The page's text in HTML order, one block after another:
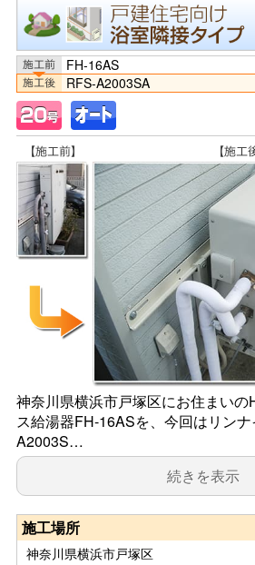
FH-16AS
RFS-A2003SA
神奈川県横浜市戸塚区にお住まい
ス給湯器FH-16ASを、今回はリン
A2003S…
続きを表示
施工場所
神奈川県横浜市戸塚区